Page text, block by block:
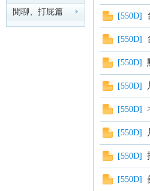
市買鞍韉，南市
買轡
閒聊、打屁篇 [550D]
[550D]
[550D]
[550D]
[550D]
[550D]
[550D]
[550D]